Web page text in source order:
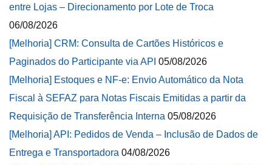
entre Lojas – Direcionamento por Lote de Troca
06/08/2026
[Melhoria] CRM: Consulta de Cartões Históricos e
Paginados do Participante via API 05/08/2026
[Melhoria] Estoques e NF-e: Envio Automático da Nota
Fiscal à SEFAZ para Notas Fiscais Emitidas a partir da
Requisição de Transferência Interna 05/08/2026
[Melhoria] API: Pedidos de Venda – Inclusão de Dados de
Entrega e Transportadora 04/08/2026